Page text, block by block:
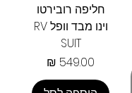
חליפה רובירטו
וינו מבד וופל RV
SUIT
מחיר